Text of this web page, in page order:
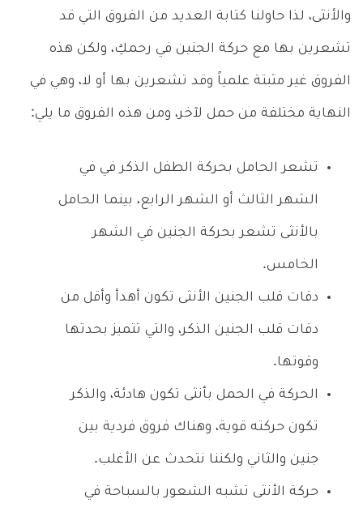
والأنثى، لذا حاولنا كتابة العديد من الفروق التي قد
تشعرين بها مع حركة الجنين في رحمكِ، ولكن هذه
الفروق غير مثبتة علمياً وقد تشعرين بها أو لا، وهي في
النهاية مختلفة من حمل لآخر، ومن هذه الفروق ما يلي:
تشعر الحامل بحركة الطفل الذكر في في
الشهر الثالث أو الشهر الرابع، بينما الحامل
بالأنثى تشعر بحركة الجنين في الشهر
الخامس.
دقات قلب الجنين الأنثى تكون أهدأ وأقل من
دقات قلب الجنين الذكر، والتي تتميز بحدتها
وقوتها.
الحركة في الحمل بأنثى تكون هادئة، والذكر
تكون حركته قوية، وهناك فروق فردية بين
جنين والثاني ولكننا نتحدث عن الأغلب.
حركة الأنثى تشبه الشعور بالسباحة في